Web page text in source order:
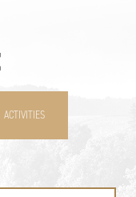
ACTIVITIES